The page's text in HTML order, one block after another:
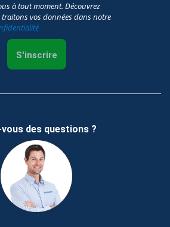
à tout moment. Découvrez
vos données dans notre
S'inscrire
des questions ?